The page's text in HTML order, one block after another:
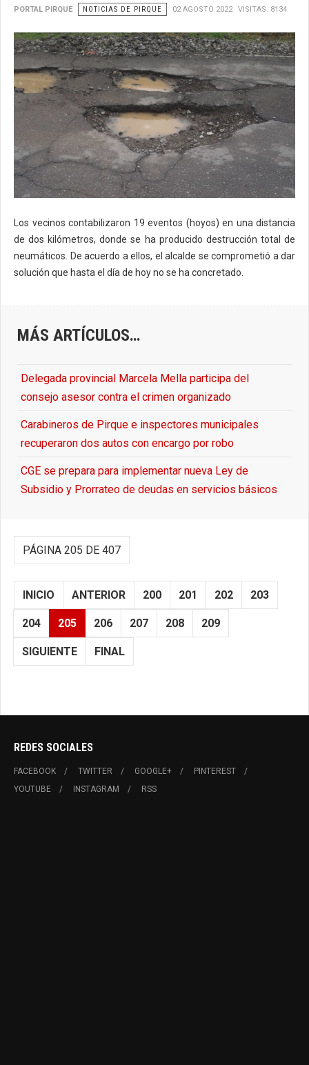
PORTAL PIRQUE NOTICIAS DE PIRQUE 02 AGOSTO 2022 VISITAS: 8134
Los vecinos contabilizaron 19 eventos (hoyos) en una distancia
de dos kilómetros, donde se ha producido destrucción total de
neumáticos. De acuerdo a ellos, el alcalde se comprometió a dar
solución que hasta el día de hoy no se ha concretado.
MÁS ARTÍCULOS…
Delegada provincial Marcela Mella participa del
consejo asesor contra el crimen organizado
Carabineros de Pirque e inspectores municipales
recuperaron dos autos con encargo por robo
CGE se prepara para implementar nueva Ley de
Subsidio y Prorrateo de deudas en servicios básicos
PÁGINA 205 DE 407
INICIO ANTERIOR 200 201 202 203
204 205 206 207 208 209
SIGUIENTE FINAL
REDES SOCIALES
FACEBOOK TWITTER GOOGLE+
PINTEREST
YOUTUBE
INSTAGRAM RSS